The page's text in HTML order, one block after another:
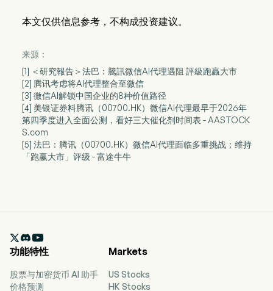
本文仅供信息参考，不构成投资建议。
来源：
[1] ＜研究報告＞法巴：騰訊微信AI代理遇阻 評級跑贏大市
[2] 腾讯考虑将AI代理整合至微信
[3] 微信AI解锁中国企业的8种价值路径
[4] 美银证券料腾讯（00700.HK）微信AI代理最早于2026年
第四季度进入全面公测，看好三大催化剂时间表 - AASTOCK
S.com
[5] 法巴：腾讯（00700.HK）微信AI代理面临多重挑战；维持
「跑赢大市」评级 - 富途牛牛

功能特性
股票与加密货币 AI 助手
价格预测
Markets
US Stocks
HK Stocks